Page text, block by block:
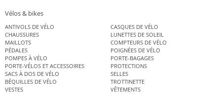
Vélos & bikes
ANTIVOLS DE VÉLO
CASQUES DE VÉLO
CHAUSSURES
LUNETTES DE SOLEIL
MAILLOTS
COMPTEURS DE VÉLO
PÉDALES
POIGNÉES DE VÉLO
POMPES À VÉLO
PORTE-BAGAGES
PORTE-VÉLOS ET ACCESSOIRES
PROTECTIONS
SACS À DOS DE VÉLO
SELLES
BÉQUILLES DE VÉLO
TROTTINETTE
VESTES
VÊTEMENTS